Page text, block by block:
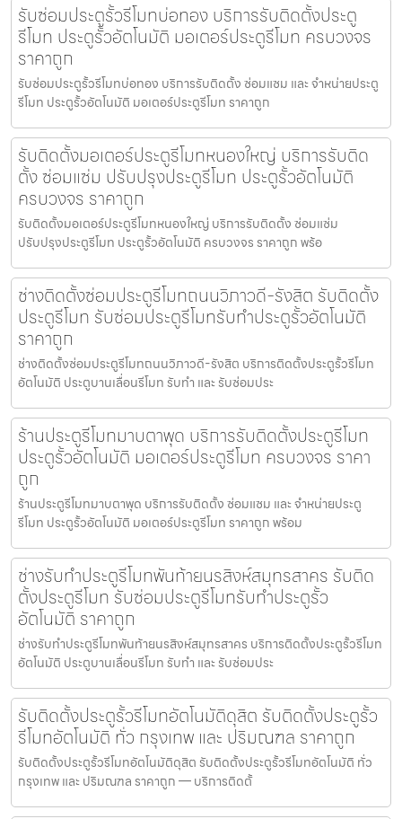
รับซ่อมประตูรั้วรีโมทบ่อทอง บริการรับติดตั้งประตู
รีโมท ประตูรั้วอัตโนมัติ มอเตอร์ประตูรีโมท ครบวงจร
ราคาถูก
รับซ่อมประตูรั้วรีโมทบ่อทอง บริการรับติดตั้ง ซ่อมแซม และ จำหน่ายประตู
รีโมท ประตูรั้วอัตโนมัติ มอเตอร์ประตูรีโมท ราคาถูก
รับติดตั้งมอเตอร์ประตูรีโมทหนองใหญ่ บริการรับติด
ตั้ง ซ่อมแซ่ม ปรับปรุงประตูรีโมท ประตูรั้วอัตโนมัติ
ครบวงจร ราคาถูก
รับติดตั้งมอเตอร์ประตูรีโมทหนองใหญ่ บริการรับติดตั้ง ซ่อมแซ่ม
ปรับปรุงประตูรีโมท ประตูรั้วอัตโนมัติ ครบวงจร ราคาถูก พร้อ
ช่างติดตั้งซ่อมประตูรีโมทถนนวิภาวดี-รังสิต รับติดตั้ง
ประตูรีโมท รับซ่อมประตูรีโมทรับทำประตูรั้วอัตโนมัติ
ราคาถูก
ช่างติดตั้งซ่อมประตูรีโมทถนนวิภาวดี-รังสิต บริการติดตั้งประตูรั้วรีโมท
อัตโนมัติ ประตูบานเลื่อนรีโมท รับทำ และ รับซ่อมประ
ร้านประตูรีโมทมาบตาพุด บริการรับติดตั้งประตูรีโมท
ประตูรั้วอัตโนมัติ มอเตอร์ประตูรีโมท ครบวงจร ราคา
ถูก
ร้านประตูรีโมทมาบตาพุด บริการรับติดตั้ง ซ่อมแซม และ จำหน่ายประตู
รีโมท ประตูรั้วอัตโนมัติ มอเตอร์ประตูรีโมท ราคาถูก พร้อม
ช่างรับทำประตูรีโมทพันท้ายนรสิงห์สมุทรสาคร รับติด
ตั้งประตูรีโมท รับซ่อมประตูรีโมทรับทำประตูรั้ว
อัตโนมัติ ราคาถูก
ช่างรับทำประตูรีโมทพันท้ายนรสิงห์สมุทรสาคร บริการติดตั้งประตูรั้วรีโมท
อัตโนมัติ ประตูบานเลื่อนรีโมท รับทำ และ รับซ่อมประ
รับติดตั้งประตูรั้วรีโมทอัตโนมัติดุสิต รับติดตั้งประตูรั้ว
รีโมทอัตโนมัติ ทั่ว กรุงเทพ และ ปริมณฑล ราคาถูก
รับติดตั้งประตูรั้วรีโมทอัตโนมัติดุสิต รับติดตั้งประตูรั้วรีโมทอัตโนมัติ ทั่ว
กรุงเทพ และ ปริมณฑล ราคาถูก — บริการติดตั้